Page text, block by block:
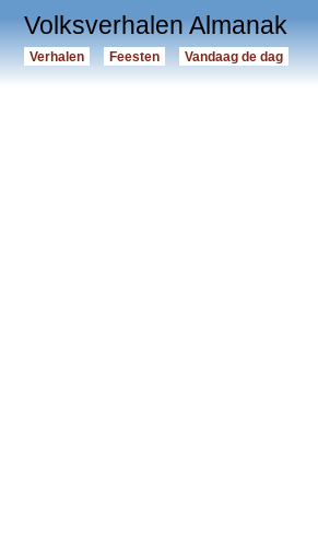
Volksverhalen Almanak
Verhalen Feesten Vandaag de dag